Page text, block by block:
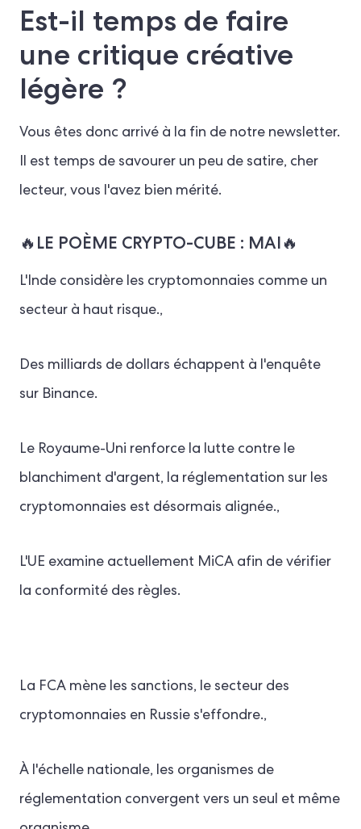
Est-il temps de faire
une critique créative
légère ?
Vous êtes donc arrivé à la fin de notre newsletter.
Il est temps de savourer un peu de satire, cher
lecteur, vous l'avez bien mérité.
🔥LE POÈME CRYPTO-CUBE : MAI🔥
L'Inde considère les cryptomonnaies comme un
secteur à haut risque.,
Des milliards de dollars échappent à l'enquête
sur Binance.
Le Royaume-Uni renforce la lutte contre le
blanchiment d'argent, la réglementation sur les
cryptomonnaies est désormais alignée.,
L'UE examine actuellement MiCA afin de vérifier
la conformité des règles.
La FCA mène les sanctions, le secteur des
cryptomonnaies en Russie s'effondre.,
À l'échelle nationale, les organismes de
réglementation convergent vers un seul et même